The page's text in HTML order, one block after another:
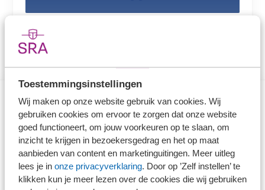
Toestemmingsinstellingen
Wij maken op onze website gebruik van cookies. Wij
gebruiken cookies om ervoor te zorgen dat onze website
goed functioneert, om jouw voorkeuren op te slaan, om
inzicht te krijgen in bezoekersgedrag en het op maat
aanbieden van content en marketinguitingen. Meer uitleg
lees je in onze privacyverklaring. Door op ’Zelf instellen’ te
klikken kun je meer lezen over de cookies die wij gebruiken
Direct naar
Stel je vaktechnische vraag
Branche in Zicht
Dossiers